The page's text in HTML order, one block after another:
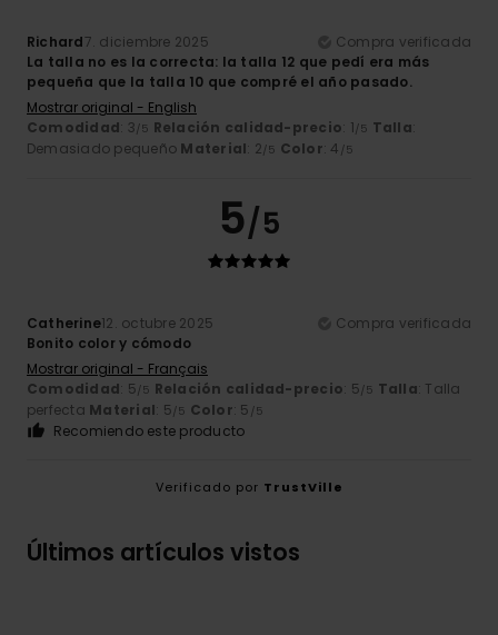
Richard7. diciembre 2025
Compra verificada
La talla no es la correcta: la talla 12 que pedí era más
pequeña que la talla 10 que compré el año pasado.
Mostrar original - English
Comodidad: 3/5 Relación calidad-precio: 1/5 Talla:
Demasiado pequeño Material: 2/5 Color: 4 /5
5/5
Catherine12. octubre 2025
Compra verificada
Bonito color y cómodo
Mostrar original - Français
Comodidad: 5/5 Relación calidad-precio: 5/5 Talla: Talla
perfecta Material: 5/5 Color: 5 /5
Recomiendo este producto
Verificado por TrustVille
Últimos artículos vistos